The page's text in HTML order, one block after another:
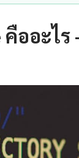
คืออะไ